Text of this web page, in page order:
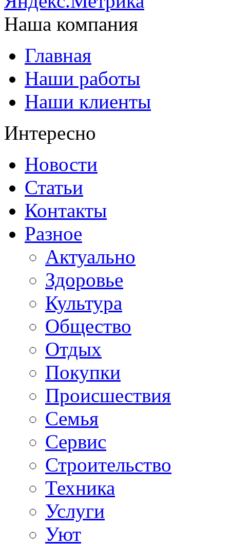
Наша компания
Главная
Наши работы
Наши клиенты
Интересно
Новости
Статьи
Контакты
Разное
Актуально
Здоровье
Культура
Общество
Отдых
Покупки
Происшествия
Семья
Сервис
Строительство
Техника
Услуги
Уют